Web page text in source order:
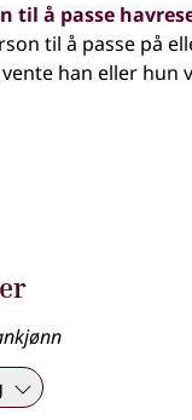
til å passe
til å passe på
han eller hun